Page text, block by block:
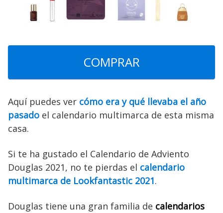
COMPRAR
Aquí puedes ver cómo era y qué llevaba el año
pasado el calendario multimarca de esta misma
casa.
Si te ha gustado el Calendario de Adviento
Douglas 2021, no te pierdas el calendario
multimarca de Lookfantastic 2021.
Douglas tiene una gran familia de calendarios